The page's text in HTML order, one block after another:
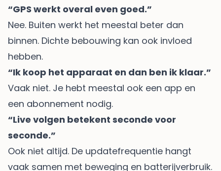
“GPS werkt overal even goed.”
Nee. Buiten werkt het meestal beter dan
binnen. Dichte bebouwing kan ook invloed
hebben.
“Ik koop het apparaat en dan ben ik klaar.”
Vaak niet. Je hebt meestal ook een app en
een abonnement nodig.
“Live volgen betekent seconde voor
seconde.”
Ook niet altijd. De updatefrequentie hangt
vaak samen met beweging en batterijverbruik.